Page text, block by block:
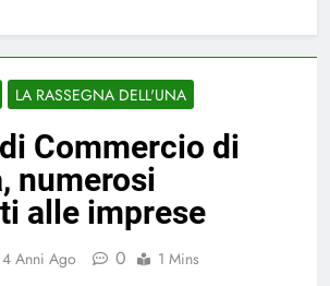
LA RASSEGNA DELL'UNA
Commercio di
numerosi
alle imprese
4 Anni Ago 0 1 Mins